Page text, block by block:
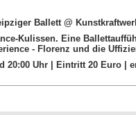
Ballett @
Kulissen. Eine
- Florenz und die
20:00 Uhr | Eintritt 20 Euro |